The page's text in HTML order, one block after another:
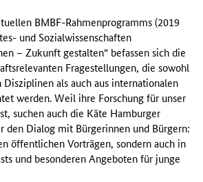
BMBF-Rahmenprogramms (2019
und Sozialwissenschaften
– Zukunft gestalten“ befassen sich die
Fragestellungen, die sowohl
als auch aus internationalen
werden. Weil ihre Forschung für unser
suchen auch die Käte Hamburger
den Dialog mit Bürgerinnen und Bürgern:
öffentlichen Vorträgen, sondern auch in
und besonderen Angeboten für junge